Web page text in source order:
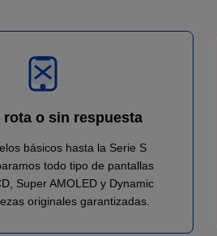
rota o sin respuesta
básicos hasta la Serie S
todo tipo de pantallas
Super AMOLED y Dynamic
originales garantizadas.